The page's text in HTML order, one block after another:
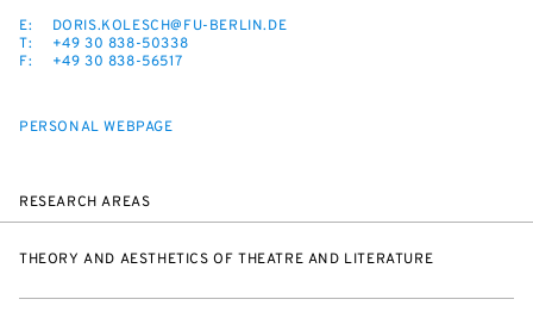
E:
DORIS.KOLESCH@FU-BERLIN.DE
T:
+49 30 838-50338
F:
+49 30 838-56517
PERSONAL WEBPAGE
RESEARCH AREAS
THEORY AND AESTHETICS OF THEATRE AND LITERATURE